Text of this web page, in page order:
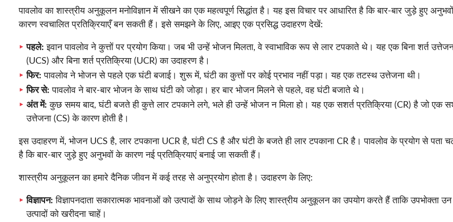
पावलोव का शास्त्रीय अनुकूलन मनोविज्ञान में सीखने का एक महत्वपूर्ण सिद्धांत है। यह इस विचार पर आधारित है कि बार-बार जुड़े हुए
कारण स्वचालित प्रतिक्रियाएँ बन सकती हैं। इसे समझने के लिए, आइए एक प्रसिद्ध उदाहरण देखें:
पहले: इवान पावलोव ने कुत्तों पर प्रयोग किया। जब भी उन्हें भोजन मिलता, वे स्वाभाविक रूप से लार टपकाते थे। यह एक बिना शर्त
(UCS) और बिना शर्त प्रतिक्रिया (UCR) का उदाहरण है।
फिर: पावलोव ने भोजन से पहले एक घंटी बजाई। शुरू में, घंटी का कुत्तों पर कोई प्रभाव नहीं पड़ा। यह एक तटस्थ उत्तेजना थी।
फिर से: पावलोव ने बार-बार भोजन के साथ घंटी को जोड़ा। हर बार भोजन मिलने से पहले, वह घंटी बजाते थे।
अंत में: कुछ समय बाद, घंटी बजते ही कुत्ते लार टपकाने लगे, भले ही उन्हें भोजन न मिला हो। यह एक सशर्त प्रतिक्रिया (CR) है जो एक
उत्तेजना (CS) के कारण होती है।
इस उदाहरण में, भोजन UCS है, लार टपकाना UCR है, घंटी CS है और घंटी के बजते ही लार टपकाना CR है। पावलोव के प्रयोग से पता
है कि बार-बार जुड़े हुए अनुभवों के कारण नई प्रतिक्रियाएं बनाई जा सकती हैं।
शास्त्रीय अनुकूलन का हमारे दैनिक जीवन में कई तरह से अनुप्रयोग होता है। उदाहरण के लिए:
विज्ञापन: विज्ञापनदाता सकारात्मक भावनाओं को उत्पादों के साथ जोड़ने के लिए शास्त्रीय अनुकूलन का उपयोग करते हैं ताकि उपभोक्ता उन
उत्पादों को खरीदना चाहें।